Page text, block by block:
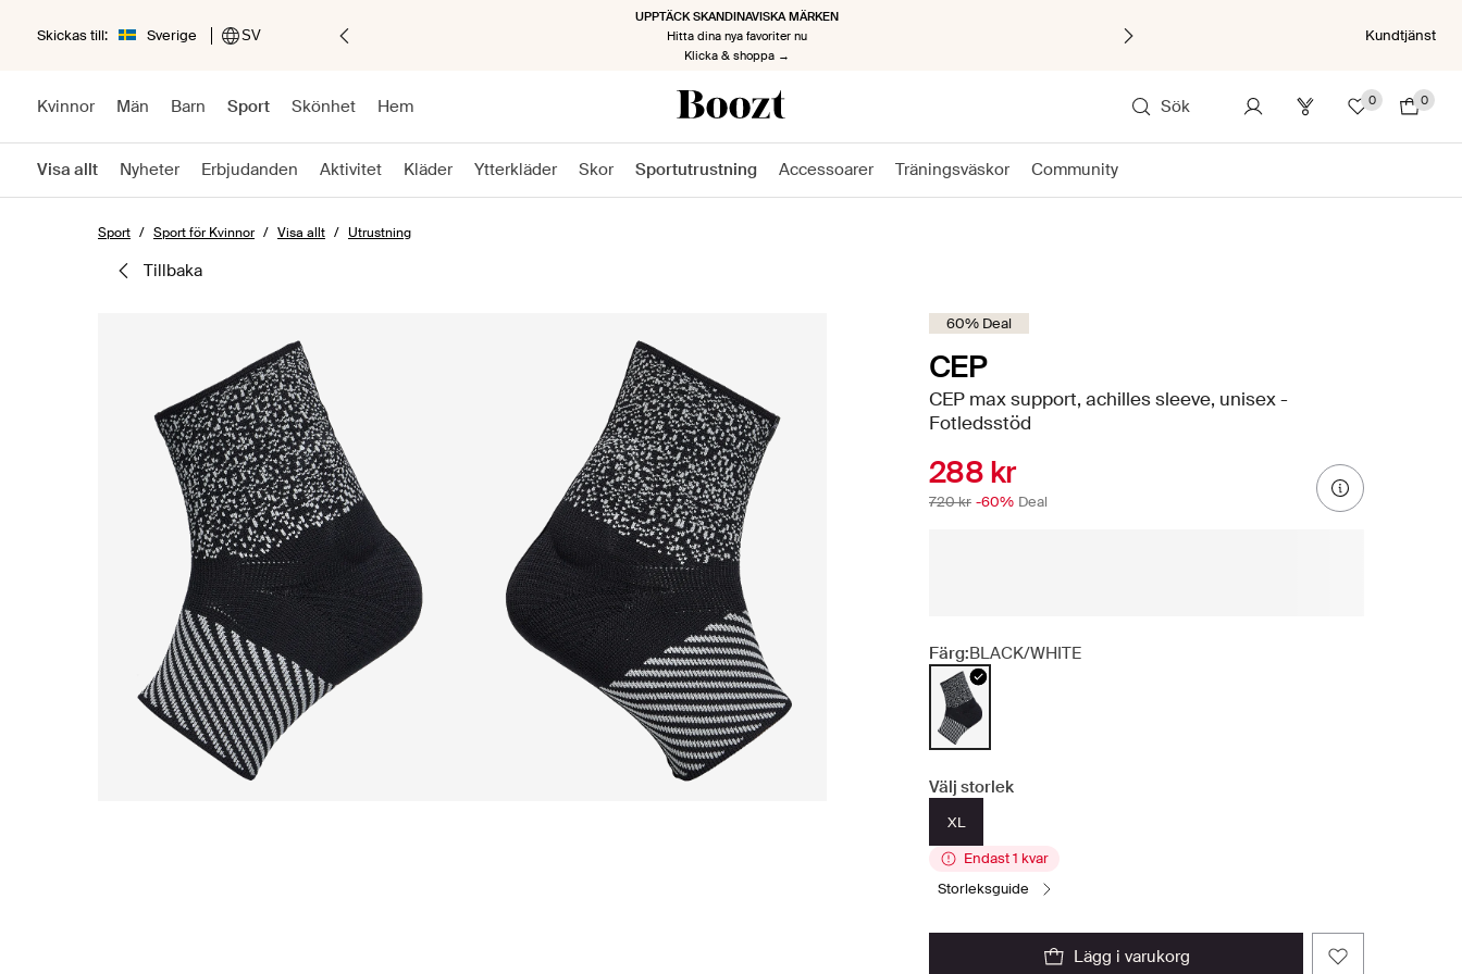
Skickas till: Sverige SV
TILLBAKA TILL JOBBET, TILLBAKA MED STIL
Kickstarta den nya säsongen
Klicka & shoppa nu →
Kundtjänst
Kvinnor Män Barn Sport Skönhet Hem Sök 0 0
Visa allt Nyheter Erbjudanden Aktivitet Kläder Ytterkläder Skor Sportutrustning Accessoarer Träningsväskor Community
Sport Sport för Kvinnor Visa allt Utrustning
tillbaka
60% Deal
CEP
CEP max support, achilles sleeve, unisex -
Fotledsstöd
288 kr
720 kr -60% Deal
Färg:BLACK/WHITE
Välj storlek
XL
Endast 1 kvar
storleksguide
lägg i varukorg